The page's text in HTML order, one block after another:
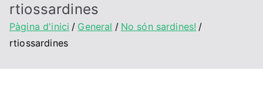
rtiossardines
Pàgina d'inici General
No són sardines!
rtiossardines